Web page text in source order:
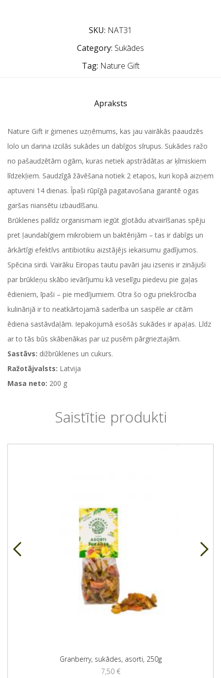
SKU: NAT31
Category: Sukādes
Tag: Nature Gift
Apraksts
Nature Gift ir ģimenes uzņēmums, kas jau vairākās paaudzēs
lolo un darina izcilās sukādes un dabīgos sīrupus. Sukādes ražo
no pašaudzētām ogām, kuras netiek apstrādātas ar ķīmiskiem
līdzekļiem. Saudzīgā žāvēšana notiek 2 etapos, kuri kopā aizņem
aptuveni 14 dienas. Īpaši rūpīgā pagatavošana garantē ogas
garšas niansētu izbaudīšanu.
Brūklenes palīdz organismam iegūt gļotādu atvairīšanas spēju
pret ļaundabīgiem mikrobiem un baktērijām – tas ir dabīgs un
ārkārtīgi efektīvs antibiotiku aizstājējs iekaisumu gadījumos.
Spēcina sirdi. Vairāku Eiropas tautu pavāri jau izsenis ir zinājuši
par brūkleņu skābo ievārījumu kā veselīgu piedevu pie gaļas
ēdieniem, īpaši – pie medījumiem. Otra šo ogu priekšrocība
kulinārijā ir to neatkārtojamā saderība un saspēle ar citām
ēdiena sastāvdaļām. Iepakojumā esošās sukādes ir apaļas. Līdz
ar to tās būs skābenākas par uz pusēm pārgrieztajām.
Sastāvs: dižbrūklenes un cukurs.
Ražotājvalsts: Latvija
Masa neto: 200 g
Saistītie produkti
Granberry, sukādes, asorti, 250g
7,50 €